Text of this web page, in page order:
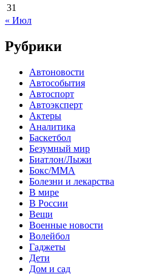
31
« Июл
Рубрики
Автоновости
Автособытия
Автоспорт
Автоэксперт
Актеры
Аналитика
Баскетбол
Безумный мир
Биатлон/Лыжи
Бокс/MMA
Болезни и лекарства
В мире
В России
Вещи
Военные новости
Волейбол
Гаджеты
Дети
Дом и сад